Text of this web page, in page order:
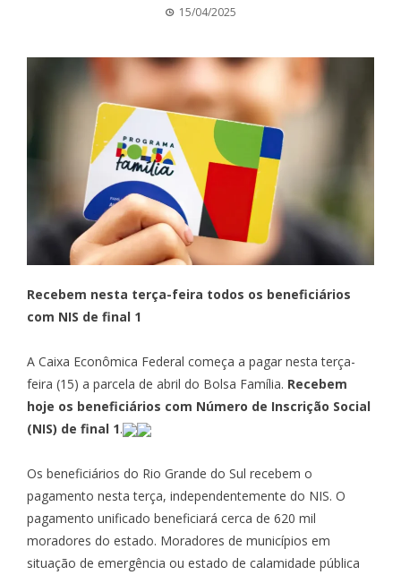
15/04/2025
Recebem nesta terça-feira todos os beneficiários
com NIS de final 1
A Caixa Econômica Federal começa a pagar nesta terça-
feira (15) a parcela de abril do Bolsa Família. Recebem
hoje os beneficiários com Número de Inscrição Social
(NIS) de final 1.
Os beneficiários do Rio Grande do Sul recebem o
pagamento nesta terça, independentemente do NIS. O
pagamento unificado beneficiará cerca de 620 mil
moradores do estado. Moradores de municípios em
situação de emergência ou estado de calamidade pública